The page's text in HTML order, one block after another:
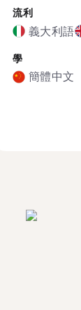
流利
義大利語
學
簡體中文